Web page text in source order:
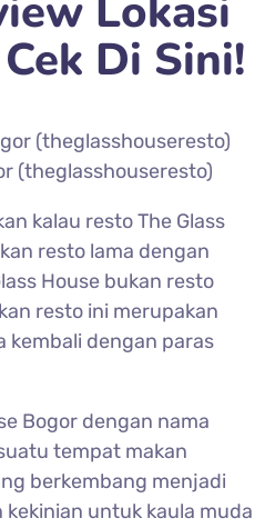
Lokasi
Di Sini!
(theglasshouseresto)
kalau resto The Glass
resto lama dengan
House bukan resto
resto ini merupakan
kembali dengan paras
Bogor dengan nama
tempat makan
berkembang menjadi
kekinian untuk kaula muda